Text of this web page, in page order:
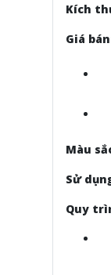
Kích
Giá
Màu
Sử
Quy